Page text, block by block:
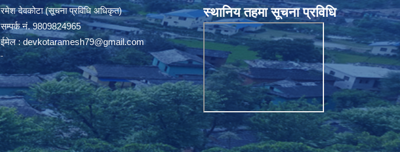
रमेश देवकोटा (सूचना प्रविधि अधिकृत)
सम्पर्क न‌ं. 9809824965
ईमेल :devkotaramesh79@gmail.com
स्थानिय तहमा सूचना प्रविधि